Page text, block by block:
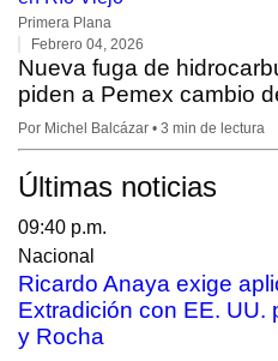
Primera Plana
Febrero 04, 2026
Nueva fuga de
piden a Pemex cambio
Por Michel Balcázar • 3 min de lectura
Últimas noticias
09:40 p.m.
Nacional
Ricardo Anaya exige
Extradición con EE. UU.
y Rocha